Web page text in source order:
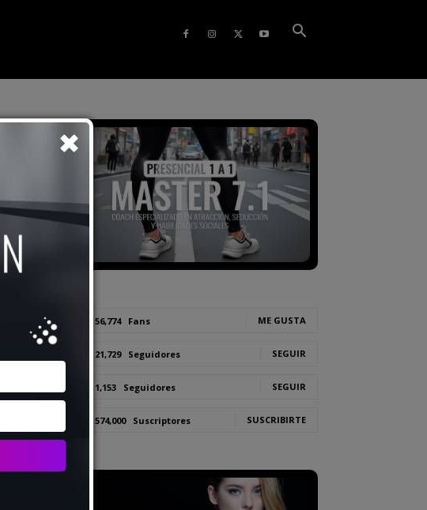
6925
56,774 Fans ME GUSTA
21,729 Seguidores SEGUIR
1,153 Seguidores SEGUIR
574,000 Suscriptores SUSCRIBIRTE